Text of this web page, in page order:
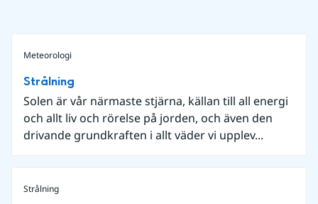
Meteorologi
Strålning
Solen är vår närmaste stjärna, källan till all energi
och allt liv och rörelse på jorden, och även den
drivande grundkraften i allt väder vi upplev...
Strålning